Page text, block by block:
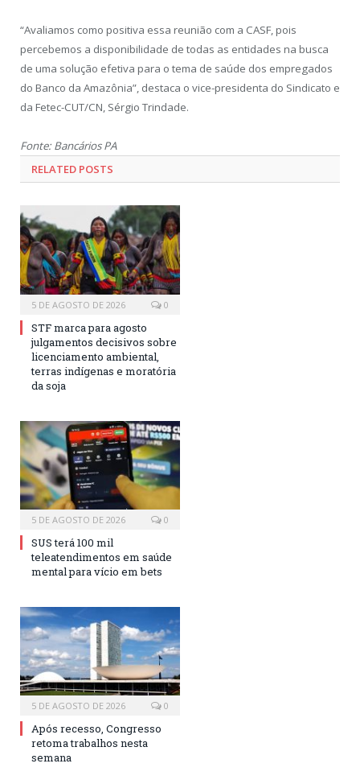
“Avaliamos como positiva essa reunião com a CASF, pois
percebemos a disponibilidade de todas as entidades na busca
de uma solução efetiva para o tema de saúde dos empregados
do Banco da Amazônia”, destaca o vice-presidenta do Sindicato e
da Fetec-CUT/CN, Sérgio Trindade.
Fonte: Bancários PA
RELATED POSTS
5 DE AGOSTO DE 2026 0
STF marca para agosto
julgamentos decisivos sobre
licenciamento ambiental,
terras indígenas e moratória
da soja
5 DE AGOSTO DE 2026 0
SUS terá 100 mil
teleatendimentos em saúde
mental para vício em bets
5 DE AGOSTO DE 2026 0
Após recesso, Congresso
retoma trabalhos nesta
semana